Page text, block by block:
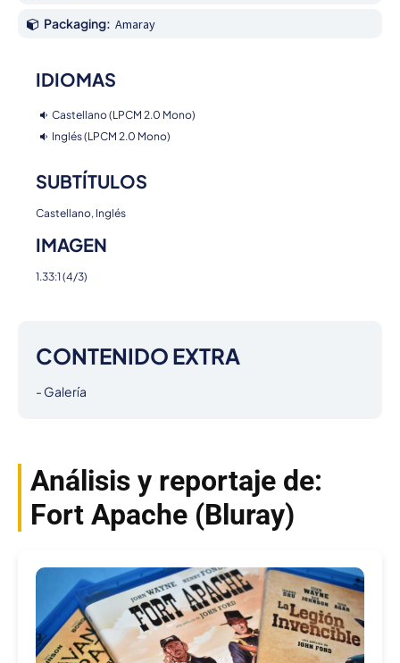
Packaging: Amaray
IDIOMAS
Castellano (LPCM 2.0 Mono)
Inglés (LPCM 2.0 Mono)
SUBTÍTULOS
Castellano, Inglés
IMAGEN
1.33:1 (4/3)
CONTENIDO EXTRA
- Galería
Análisis y reportaje de:
Fort Apache (Bluray)